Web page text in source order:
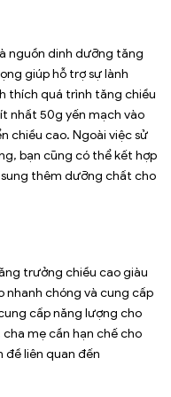
nguồn dinh dưỡng tăng
giúp hỗ trợ sự lành
thích quá trình tăng chiều
nhất 50g yến mạch vào
chiều cao. Ngoài việc sử
bạn cũng có thể kết hợp
thêm dưỡng chất cho
trưởng chiều cao giàu
chóng và cung cấp
cấp năng lượng cho
mẹ cần hạn chế cho
liên quan đến